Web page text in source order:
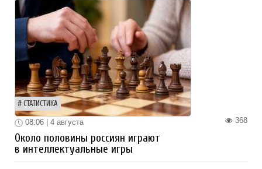
СТАТИСТИКА
368
08:06 | 4 августа
Около половины россиян играют
в интеллектуальные игры